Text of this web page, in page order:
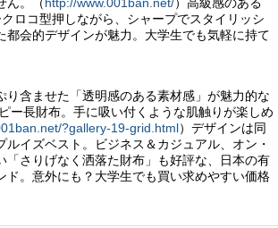
ロコ型押しながら、シャープでスタイリッシ
都会的デザインが魅力。大学生でも気軽に持て
り含ませた「透明感のある素材感」が魅力的な
ー長財布。手に吸い付くような肌触りが楽しめ
?gallery-19-grid.html）デザインは同
ルイズベスト。ビジネス＆カジュアル、オン・
「さりげなく洒落た財布」も好評な、日本の有
ド。意外にも？大学生でも買い求めやすい価格